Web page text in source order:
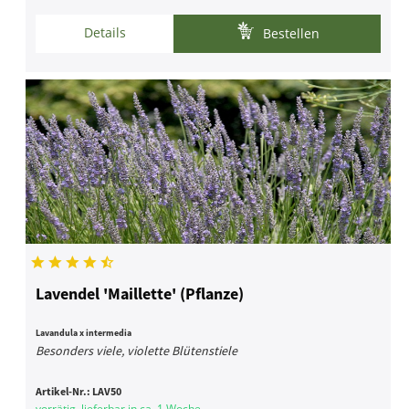
Details Bestellen
Lavendel 'Maillette' (Pflanze)
Lavandula x intermedia
Besonders viele, violette Blütenstiele
Artikel-Nr.: LAV50